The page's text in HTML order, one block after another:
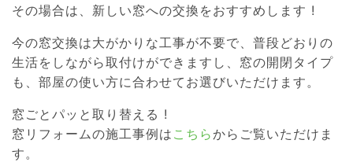
その場合は、新しい窓への交換をおすすめします !
今の窓交換は大がかりな工事が不要で、普段どおりの
生活をしながら取付けができますし、窓の開閉タイプ
も、部屋の使い方に合わせてお選びいただけます。
窓ごとパッと取り替える !
窓リフォームの施工事例は こちらからご覧いただけま
す。